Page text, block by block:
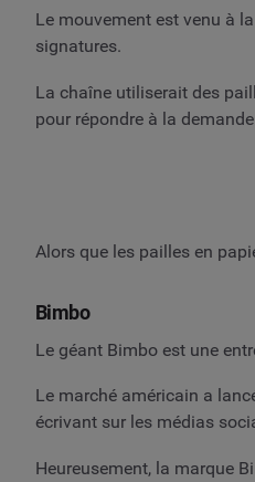
Le mouvement est venu à
signatures.
La chaîne utiliserait des
pour répondre à la
Alors que les pailles en
Bimbo
Le géant Bimbo est une
Le marché américain a
écrivant sur les médias
Heureusement, la marque